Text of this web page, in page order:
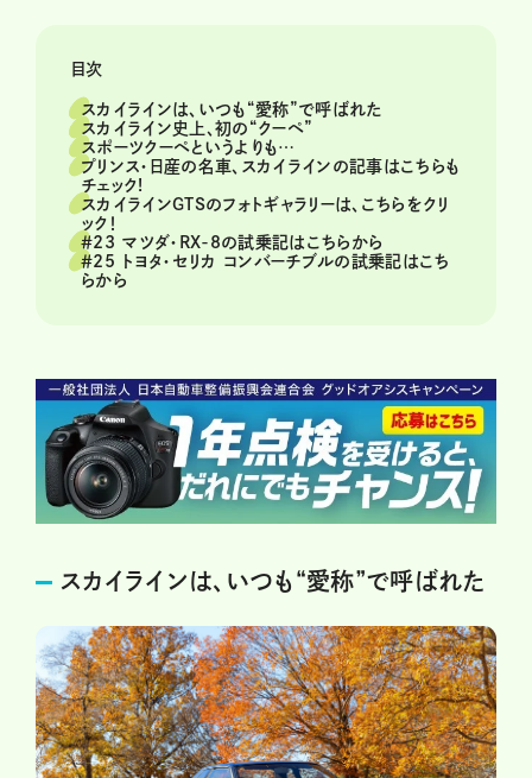
目次
スカイラインは、いつも“愛称”で呼ばれた
スカイライン史上、初の“クーペ”
スポーツクーペというよりも…
プリンス・日産の名車、スカイラインの記事はこちらも
チェック!
スカイラインGTSのフォトギャラリーは、こちらをクリ
ック！
＃23 マツダ・RX-8の試乗記はこちらから
＃25 トヨタ・セリカ コンバーチブルの試乗記はこち
らから
スカイラインは、いつも“愛称”で呼ばれた